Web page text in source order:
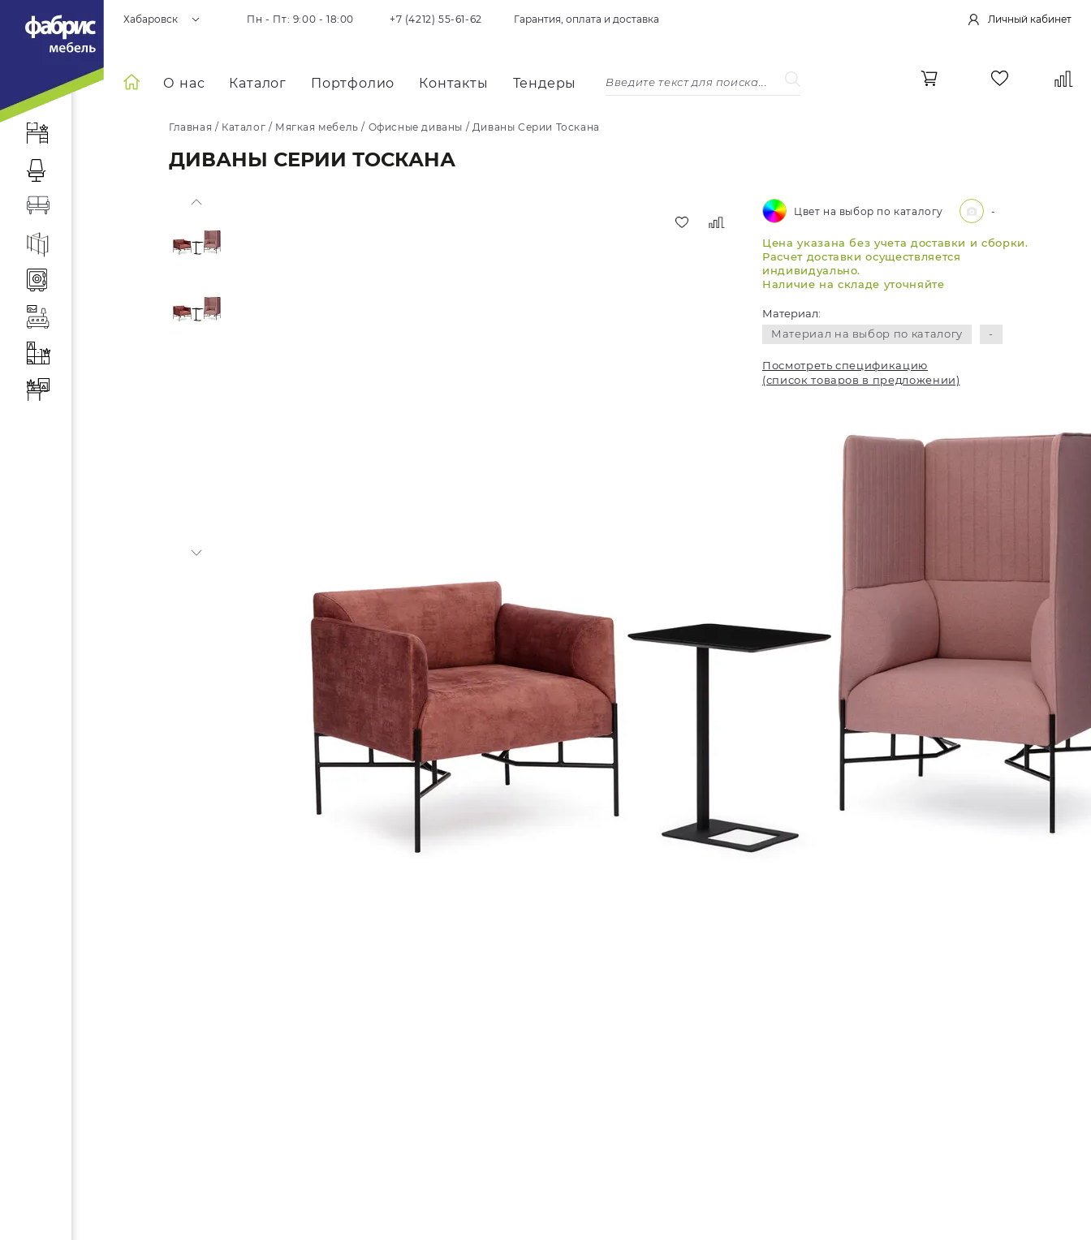
Хабаровск Пн - Пт: 9:00 - 18:00 +7 (4212) 55-61-62 Гарантия, оплата и доставка Личный кабинет
О нас Каталог Портфолио Контакты Тендеры
Главная / Каталог / Мягкая мебель / Офисные диваны / Диваны Серии Тоскана
ДИВАНЫ СЕРИИ ТОСКАНА
Цвет на выбор по каталогу -
Цена указана без учета доставки и сборки.
Расчет доставки осуществляется
индивидуально.
Наличие на складе уточняйте
Материал:
Материал на выбор по каталогу
-
Посмотреть спецификацию
(список товаров в предложении)